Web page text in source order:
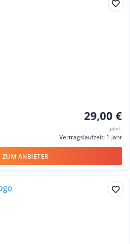
29,00 €
jährl.
Vertragslaufzeit: 1 Jahr
ZUM ANBIETER